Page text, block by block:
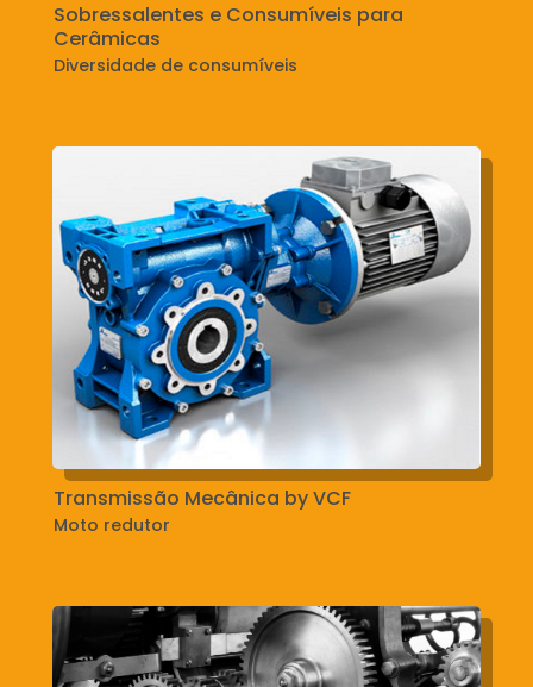
Sobressalentes e Consumíveis para
Cerâmicas
Diversidade de consumíveis
Transmissão Mecânica by VCF
Moto redutor